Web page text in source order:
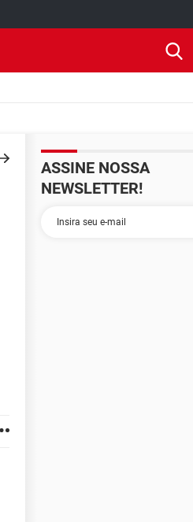
ASSINE NOSSA
NEWSLETTER!